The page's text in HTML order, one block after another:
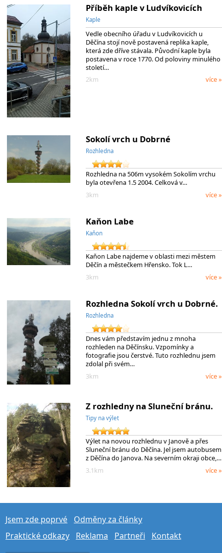
Příběh kaple v Ludvíkovicích
Kaple
Vedle obecního úřadu v Ludvíkovicích u
Děčína stojí nově postavená replika kaple,
která zde dříve stávala. Původní kaple byla
postavena v roce 1770. Od poloviny minulého
století…
2km
více »
Sokolí vrch u Dobrné
Rozhledna
Rozhledna na 506m vysokém Sokolím vrchu
byla otevřena 1.5 2004. Celková v…
3km
více »
Kaňon Labe
Kaňon
Kaňon Labe najdeme v oblasti mezi městem
Děčín a městečkem Hřensko. Tok L…
3km
více »
Rozhledna Sokolí vrch u Dobrné.
Rozhledna
Dnes vám představím jednu z mnoha
rozhleden na Děčínsku. Vzpomínky a
fotografie jsou čerstvé. Tuto rozhlednu jsem
zdolal při svém…
3km
více »
Z rozhledny na Sluneční bránu.
Tipy na výlet
Výlet na novou rozhlednu v Janově a přes
Sluneční bránu do Děčína. Jel jsem autobusem
z Děčína do Janova. Na severním okraji obce,…
3.1km
více »
Jsem zde poprvé
Odměny za články
Praktické odkazy
Reklama Partneři Kontakt